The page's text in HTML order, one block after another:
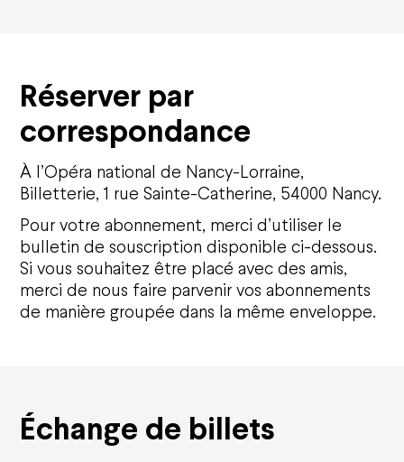
Réserver par
correspondance
À l’Opéra national de Nancy-Lorraine,
Billetterie, 1 rue Sainte-Catherine, 54000 Nancy.
Pour votre abonnement, merci d’utiliser le
bulletin de souscription disponible ci-dessous.
Si vous souhaitez être placé avec des amis,
merci de nous faire parvenir vos abonnements
de manière groupée dans la même enveloppe.
Échange de billets
Abonnements
Cartes cadeaux
Offre famille
Offres groupes et entreprises
Offres jeunes / étudiants / -30 ans
Infos pratiques
Comment réserver
Tarifs et plans de salle
Préparer votre venue
Visites guidées